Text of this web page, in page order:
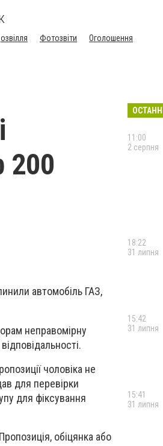
Фотозвіти
Оголошення
200
автомобіль ГАЗ,
неправомірну
чоловіка не
для перевірки
для фіксування
обіцянка або
11:00
2 серпня
18:22
31 липня
15:42
31 липня
15:41
31 липня